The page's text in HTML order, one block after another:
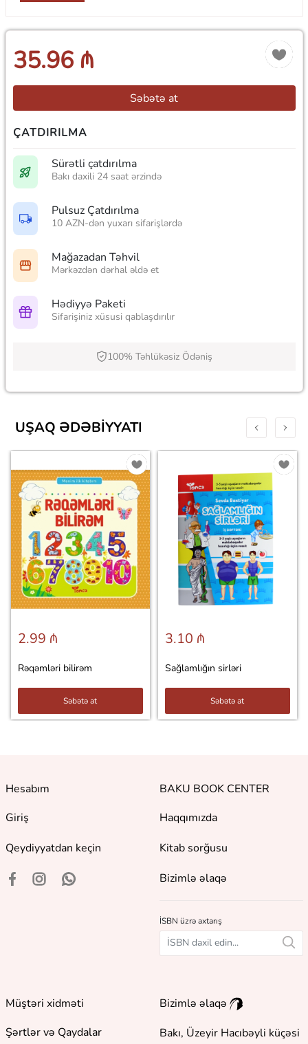
35.96 ₼
Səbətə at
ÇATDIRILMA
Sürətli çatdırılma
Bakı daxili 24 saat ərzində
Pulsuz Çatdırılma
10 AZN-dən yuxarı sifarişlərdə
Mağazadan Təhvil
Mərkəzdən dərhal əldə et
Hədiyyə Paketi
Sifarişiniz xüsusi qablaşdırılır
100% Təhlükəsiz Ödəniş
UŞAQ ƏDƏBIYYATI
2.99 ₼
Rəqəmləri bilirəm
Səbətə at
3.10 ₼
Sağlamlığın sirləri
Səbətə at
Hesabım
Giriş
Qeydiyyatdan keçin
BAKU BOOK CENTER
Haqqımızda
Kitab sorğusu
Bizimlə əlaqə
İSBN üzrə axtarış
Müştəri xidməti
Şərtlər və Qaydalar
Bizimlə əlaqə
Bakı, Üzeyir Hacıbəyli küçəsi